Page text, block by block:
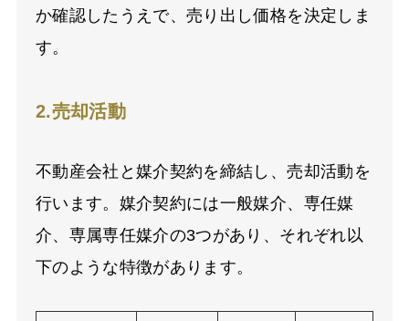
か確認したうえで、売り出し価格を決定しま
す。
2.売却活動
不動産会社と媒介契約を締結し、売却活動を
行います。媒介契約には一般媒介、専任媒
介、専属専任媒介の3つがあり、それぞれ以
下のような特徴があります。